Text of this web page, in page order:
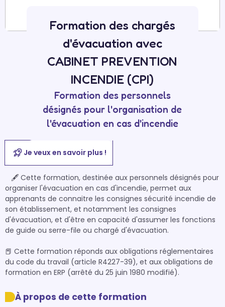
Formation des chargés
d'évacuation avec
CABINET PREVENTION
INCENDIE (CPI)
Formation des personnels
désignés pour l'organisation de
l'évacuation en cas d'incendie
Je veux en savoir plus !
organiser l'évacuation en cas d'incendie, permet aux
apprenants de connaitre les consignes sécurité incendie de
son établissement, et notamment les consignes
d'évacuation, et d'être en capacité d'assumer les fonctions
de guide ou serre-file ou chargé d'évacuation.
📕 Cette formation réponds aux obligations réglementaires
du code du travail (article R4227-39), et aux obligations de
formation en ERP (arrêté du 25 juin 1980 modifié).
À propos de cette formation